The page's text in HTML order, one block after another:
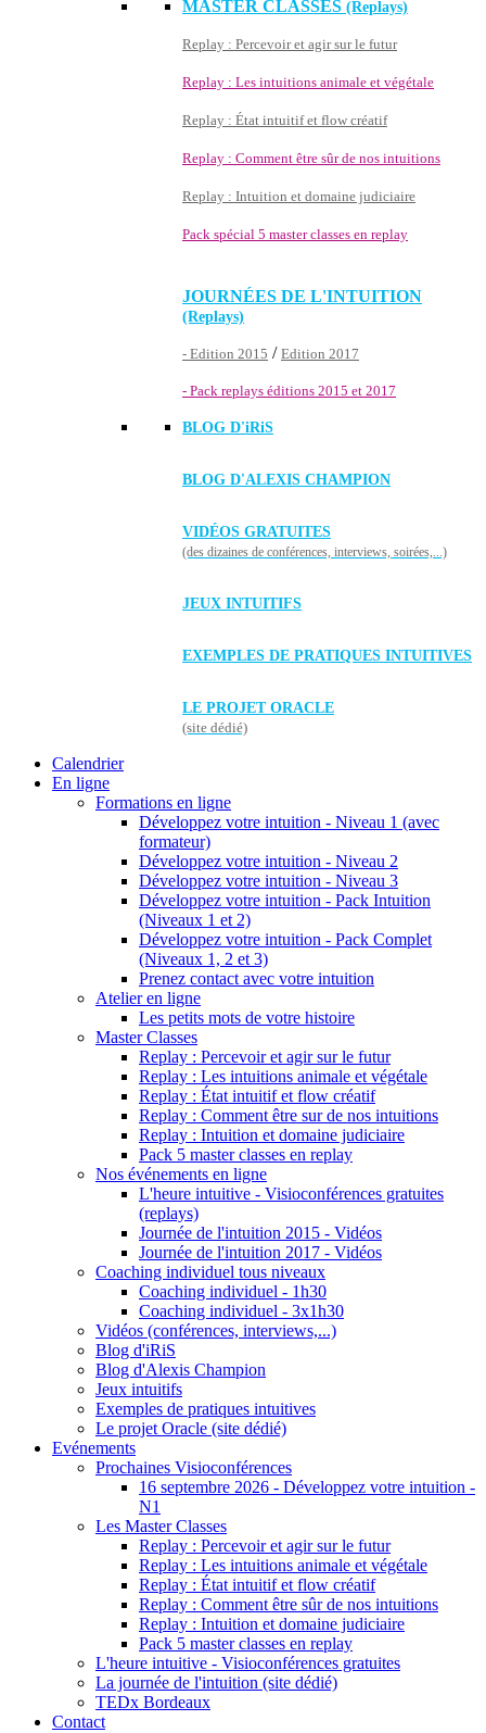
MASTER CLASSES (Replays)
Replay : Percevoir et agir sur le futur
Replay : Les intuitions animale et végétale
Replay : État intuitif et flow créatif
Replay : Comment être sûr de nos intuitions
Replay : Intuition et domaine judiciaire
Pack spécial 5 master classes en replay
JOURNÉES DE L'INTUITION
(Replays)
- Edition 2015 / Edition 2017
- Pack replays éditions 2015 et 2017
BLOG D'iRiS
BLOG D'ALEXIS CHAMPION
VIDÉOS GRATUITES
(des dizaines de conférences, interviews, soirées,...)
JEUX INTUITIFS
EXEMPLES DE PRATIQUES INTUITIVES
LE PROJET ORACLE
(site dédié)
Calendrier
En ligne
Formations en ligne
Développez votre intuition - Niveau 1 (avec
formateur)
Développez votre intuition - Niveau 2
Développez votre intuition - Niveau 3
Développez votre intuition - Pack Intuition
(Niveaux 1 et 2)
Développez votre intuition - Pack Complet
(Niveaux 1, 2 et 3)
Prenez contact avec votre intuition
Atelier en ligne
Les petits mots de votre histoire
Master Classes
Replay : Percevoir et agir sur le futur
Replay : Les intuitions animale et végétale
Replay : État intuitif et flow créatif
Replay : Comment être sur de nos intuitions
Replay : Intuition et domaine judiciaire
Pack 5 master classes en replay
Nos événements en ligne
L'heure intuitive - Visioconférences gratuites
(replays)
Journée de l'intuition 2015 - Vidéos
Journée de l'intuition 2017 - Vidéos
Coaching individuel tous niveaux
Coaching individuel - 1h30
Coaching individuel - 3x1h30
Vidéos (conférences, interviews,...)
Blog d'iRiS
Blog d'Alexis Champion
Jeux intuitifs
Exemples de pratiques intuitives
Le projet Oracle (site dédié)
Evénements
Prochaines Visioconférences
16 septembre 2026 - Développez votre intuition -
N1
Les Master Classes
Replay : Percevoir et agir sur le futur
Replay : Les intuitions animale et végétale
Replay : État intuitif et flow créatif
Replay : Comment être sûr de nos intuitions
Replay : Intuition et domaine judiciaire
Pack 5 master classes en replay
L'heure intuitive - Visioconférences gratuites
La journée de l'intuition (site dédié)
TEDx Bordeaux
Contact